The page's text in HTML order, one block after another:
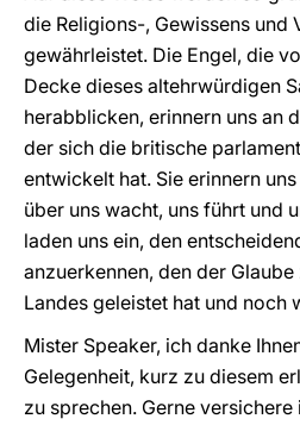
die Religions-, Gewissens und
gewährleistet. Die Engel, die
Decke dieses altehrwürdigen
herabblicken, erinnern uns an
der sich die britische
entwickelt hat. Sie erinnern
über uns wacht, uns führt und
laden uns ein, den
anzuerkennen, den der
Landes geleistet hat und noch
Mister Speaker, ich danke
Gelegenheit, kurz zu diesem
zu sprechen. Gerne